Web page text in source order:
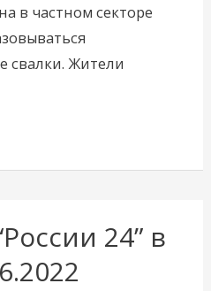
в частном секторе
свалки. Жители
24” в